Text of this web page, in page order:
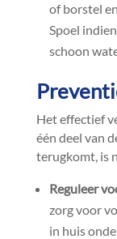
of borstel
Spoel
schoon
Het effectief
één deel van
terugkomt, is
Reguleer
zorg voor
in huis